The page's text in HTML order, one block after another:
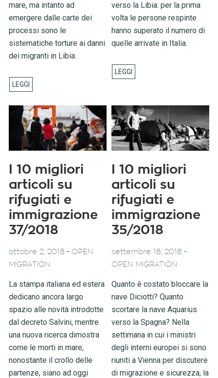
mare, ma intanto ad
emergere dalle carte dei
processi sono le
sistematiche torture ai danni
dei migranti in Libia.
verso la Libia: per la prima
volta le persone respinte
hanno superato il numero di
quelle arrivate in Italia.
I 10 migliori
articoli su
rifugiati e
immigrazione
37/2018
ottobre 2, 2018 - OPEN
MIGRATION
La stampa italiana ed estera
dedicano ancora largo
spazio alle novità introdotte
dal decreto Salvini, mentre
una nuova ricerca dimostra
come le morti in mare,
nonostante il crollo delle
partenze, siano ad oggi
I 10 migliori
articoli su
rifugiati e
immigrazione
35/2018
settembre 18, 2018 -
OPEN MIGRATION
Quanto è costato bloccare la
nave Diciotti? Quanto
scortare la nave Aquarius
verso la Spagna? Nella
settimana in cui i ministri
degli interni europei si sono
riuniti a Vienna per discutere
di migrazione e sicurezza, la